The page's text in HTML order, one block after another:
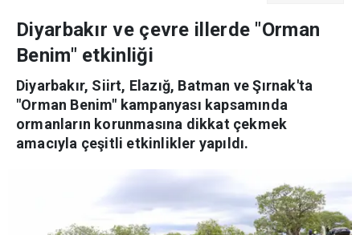
Diyarbakır ve çevre illerde "Orman
Benim" etkinliği
Diyarbakır, Siirt, Elazığ, Batman ve Şırnak'ta
"Orman Benim" kampanyası kapsamında
ormanların korunmasına dikkat çekmek
amacıyla çeşitli etkinlikler yapıldı.